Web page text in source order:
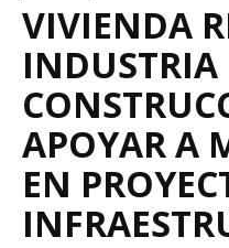
VIVIENDA
INDUSTRIA
APOYAR A
EN